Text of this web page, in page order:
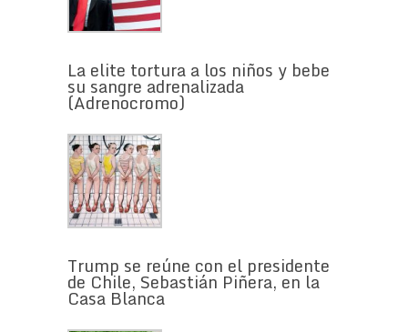
La elite tortura a los niños y bebe
su sangre adrenalizada
(Adrenocromo)
Trump se reúne con el presidente
de Chile, Sebastián Piñera, en la
Casa Blanca